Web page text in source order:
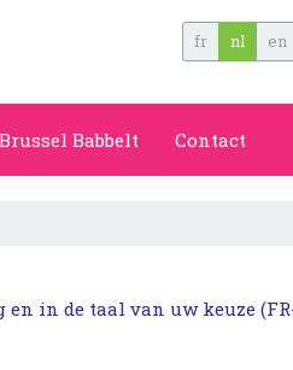
fr nl en
Babbelt Contact
in de taal van uw keuze (FR-